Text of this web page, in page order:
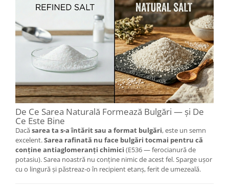
De Ce Sarea Naturală Formează Bulgări — și De
Ce Este Bine
Dacăsarea ta s-a întărit sau a format bulgări, este un semn
excelent.Sarea rafinată nu face bulgări tocmai pentru că
conține antiaglomeranți chimici (E536 — ferocianură de
potasiu). Sarea noastră nu conține nimic de acest fel. Sparge ușor
cu o lingură și păstreaz-o în recipient etanș, ferit de umezeală.